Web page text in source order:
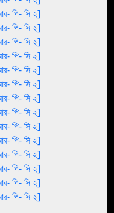
পি- সি ২]
পি- সি ২]
পি- সি ২]
পি- সি ২]
পি- সি ২]
পি- সি ২]
পি- সি ২]
পি- সি ২]
পি- সি ২]
পি- সি ২]
পি- সি ২]
পি- সি ২]
পি- সি ২]
পি- সি ২]